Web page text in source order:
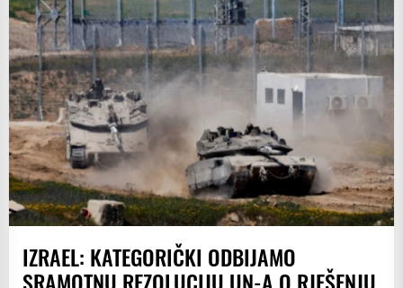
IZRAEL: KATEGORIČKI ODBIJAMO